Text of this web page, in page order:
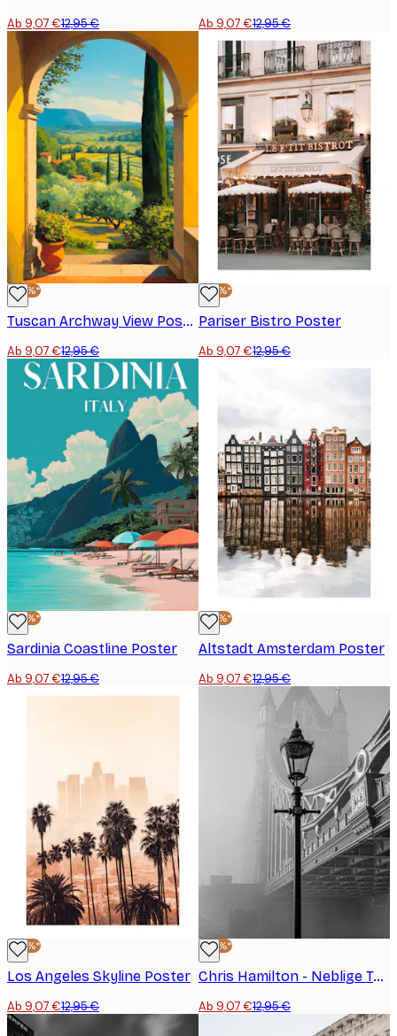
Ab 9,07 €12,95 € Ab 9,07 €12,95 €
-30%*
Tuscan Archway View Poster
Ab 9,07 €12,95 €
-30%*
Pariser Bistro Poster
Ab 9,07 €12,95 €
-30%*
Sardinia Coastline Poster
Ab 9,07 €12,95 €
-30%*
Altstadt Amsterdam Poster
Ab 9,07 €12,95 €
-30%*
Los Angeles Skyline Poster
Ab 9,07 €12,95 €
-30%*
Chris Hamilton - Neblige Tower Bridge Poster
Ab 9,07 €12,95 €